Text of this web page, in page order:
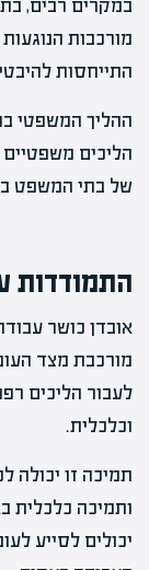
במקרים רבים,
מורכבות
התייחסות
ההליך המשפטי
הליכים משפטיים
של בתי המשפט
התמודדות
אובדן כושר
מורכבת מצד
לעבור הליכים
וכלכלית.
תמיכה זו יכולה
ותמיכה כלכלית
יכולים לסייע